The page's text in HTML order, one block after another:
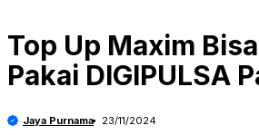
Top Up Maxim
Pakai DIGIPULSA
Jaya Purnama 23/11/2024